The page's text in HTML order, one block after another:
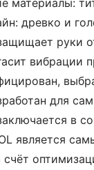
древко и
руки
вибрации
для
в
является
счёт